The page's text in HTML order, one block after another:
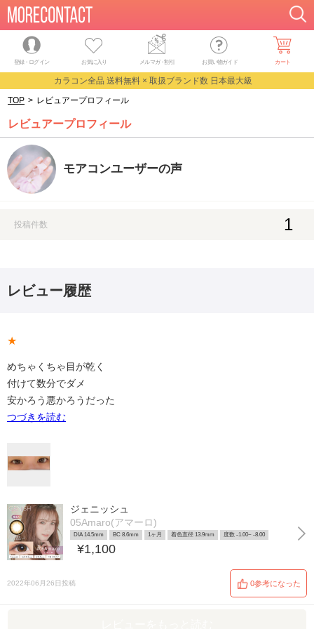
登録・ログイン お気に入り メルマガ・割引 お買い物ガイド カート
カラコン全品 送料無料 × 取扱ブランド数 日本最大級
TOP > レビュアープロフィール
レビュアープロフィール
モアコンユーザーの声
投稿件数 1
レビュー履歴
★
めちゃくちゃ目が乾く
付けて数分でダメ
安かろう悪かろうだった
つづきを読む
ジェニッシュ
05Amaro(アマーロ)
DIA 14.5mm BC 8.6mm 1ヶ月 着色直径 13.9mm 度数 -1.00~ -8.00
¥1,100
2022年06月26日投稿 0参考になった